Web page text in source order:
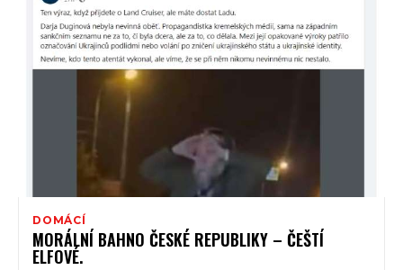
DOMÁCÍ
MORÁLNÍ BAHNO ČESKÉ REPUBLIKY – ČEŠTÍ
ELFOVÉ.